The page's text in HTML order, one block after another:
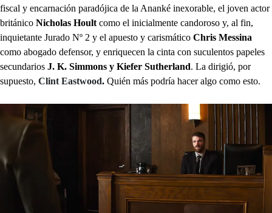
fiscal y encarnación paradójica de la Ananké inexorable, el joven actor
británico Nicholas Hoult como el inicialmente candoroso y, al fin,
inquietante Jurado Nº 2 y el apuesto y carismático Chris Messina
como abogado defensor, y enriquecen la cinta con suculentos papeles
secundarios J. K. Simmons y Kiefer Sutherland. La dirigió, por
supuesto, Clint Eastwood. Quién más podría hacer algo como esto.